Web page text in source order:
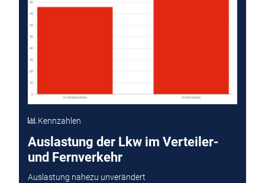
Kennzahlen
Auslastung der Lkw im Verteiler-
und Fernverkehr
Auslastung nahezu unverändert